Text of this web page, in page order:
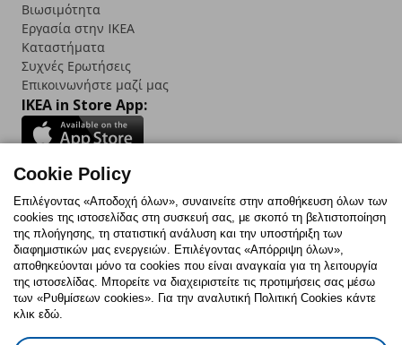
Βιωσιμότητα
Εργασία στην IKEA
Καταστήματα
Συχνές Ερωτήσεις
Επικοινωνήστε μαζί μας
IKEA in Store App:
Follow us:
FacebookInstagram
TikTokYoutubePinterestTwitter
Πολιτική CookiesΔήλωση ψηφιακής προσβασιμότητας
Cookie Policy
Επιλέγοντας «Αποδοχή όλων», συναινείτε στην αποθήκευση όλων των
cookies της ιστοσελίδας στη συσκευή σας, με σκοπό τη βελτιστοποίηση
της πλοήγησης, τη στατιστική ανάλυση και την υποστήριξη των
διαφημιστικών μας ενεργειών. Επιλέγοντας «Απόρριψη όλων»,
αποθηκεύονται μόνο τα cookies που είναι αναγκαία για τη λειτουργία
της ιστοσελίδας. Μπορείτε να διαχειριστείτε τις προτιμήσεις σας μέσω
των «Ρυθμίσεων cookies». Για την αναλυτική Πολιτική Cookies κάντε
κλικ εδώ.